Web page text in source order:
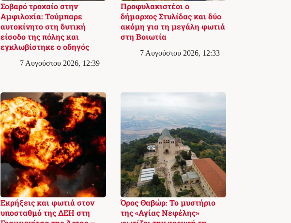
Σοβαρό τροχαίο στην
Αμφιλοχία: Τούμπαρε
αυτοκίνητο στη δυτική
είσοδο της πόλης και
εγκλωβίστηκε ο οδηγός
7 Αυγούστου 2026, 12:39
Προφυλακιστέοι ο
δήμαρχος Στυλίδας και δύο
ακόμη για τη μεγάλη φωτιά
στη Βοιωτία
7 Αυγούστου 2026, 12:33
Εκρήξεις και φωτιά στον
υποσταθμό της ΔΕΗ στη
Όρος Θαβώρ: Το μυστήριο
της «Αγίας Νεφέλης»